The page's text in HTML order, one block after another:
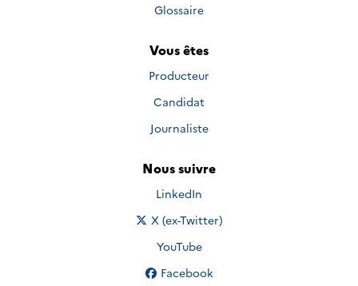
Glossaire
Vous êtes
Producteur
Candidat
Journaliste
Nous suivre
Nous suivre sur
LinkedIn
Nous suivre sur
X (ex-Twitter)
Nous suivre sur
YouTube
Nous suivre sur
Facebook